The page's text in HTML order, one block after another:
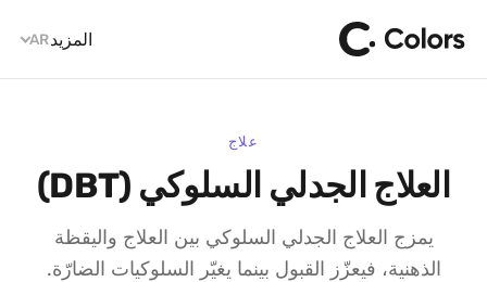
المزيدAR
علاج
العلاج الجدلي السلوكي (DBT)
يمزج العلاج الجدلي السلوكي بين العلاج واليقظة
الذهنية، فيعزّز القبول بينما يغيّر السلوكيات الضارّة.